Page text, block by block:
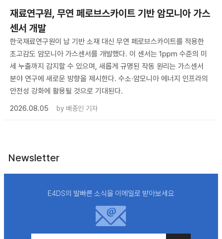
재료연구원, 무연 페로브스카이트 기반 암모니아 가스
센서 개발
한국재료연구원이 납 기반 소재 대신 무연 페로브스카이트를 적용한
초고감도 암모니아 가스센서를 개발했다. 이 센서는 1ppm 수준의 미
세 누출까지 감지할 수 있으며, 새롭게 규명된 작동 원리는 가스센서
분야 연구에 새로운 방향을 제시한다. 수소·암모니아 에너지 인프라의
안전성 강화에 활용될 것으로 기대된다.
2026.08.05
by 배종인 기자
Newsletter
E4DS의 발빠른 소식을 이메일로 받아보세요